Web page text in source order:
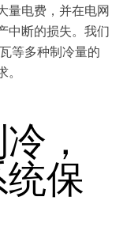
量电费，并在电网
中断的损失。我们
等多种制冷量的
，
保